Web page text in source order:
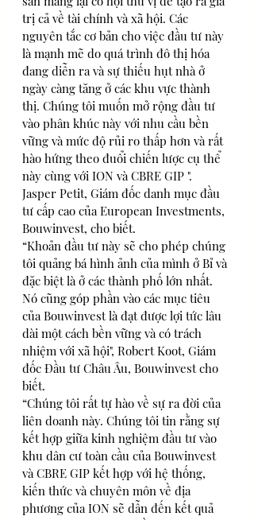
trị cả về tài chính và xã hội. Các
nguyên tắc cơ bản cho việc đầu tư này
là mạnh mẽ do quá trình đô thị hóa
đang diễn ra và sự thiếu hụt nhà ở
ngày càng tăng ở các khu vực thành
thị. Chúng tôi muốn mở rộng đầu tư
vào phân khúc này với nhu cầu bền
vững và mức độ rủi ro thấp hơn và rất
hào hứng theo đuổi chiến lược cụ thể
này cùng với ION và CBRE GIP ".
Jasper Petit, Giám đốc danh mục đầu
tư cấp cao của European Investments,
Bouwinvest, cho biết.
“Khoản đầu tư này sẽ cho phép chúng
tôi quảng bá hình ảnh của mình ở Bỉ và
đặc biệt là ở các thành phố lớn nhất.
Nó cũng góp phần vào các mục tiêu
của Bouwinvest là đạt được lợi tức lâu
dài một cách bền vững và có trách
nhiệm với xã hội", Robert Koot, Giám
đốc Đầu tư Châu Âu, Bouwinvest cho
biết.
“Chúng tôi rất tự hào về sự ra đời của
liên doanh này. Chúng tôi tin rằng sự
kết hợp giữa kinh nghiệm đầu tư vào
khu dân cư toàn cầu của Bouwinvest
và CBRE GIP kết hợp với hệ thống,
kiến thức và chuyên môn về địa
phương của ION sẽ dẫn đến kết quả